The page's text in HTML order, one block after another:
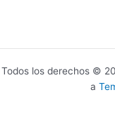
Todos los derechos ©
a